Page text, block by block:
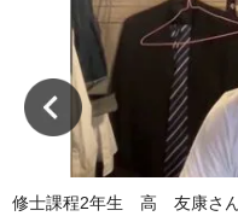
修士課程2年生 高 友康さん